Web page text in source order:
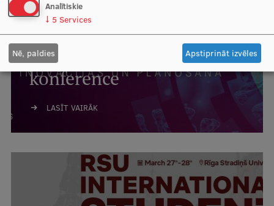
Starptautiskā COVID-19
konference
LASĪT VAIRĀK
Analītiskie
↓ 5 Services
Nē, paldies Apstiprināt izvēles